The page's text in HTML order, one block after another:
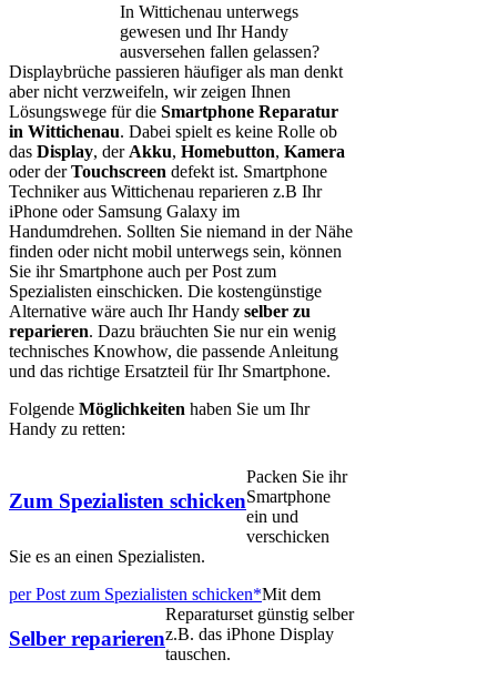
In Wittichenau unterwegs
gewesen und Ihr Handy
ausversehen fallen gelassen?
Displaybrüche passieren häufiger als man denkt
aber nicht verzweifeln, wir zeigen Ihnen
Lösungswege für die Smartphone Reparatur
in Wittichenau. Dabei spielt es keine Rolle ob
das Display, der Akku, Homebutton, Kamera
oder derTouchscreen defekt ist. Smartphone
Techniker aus Wittichenau reparieren z.B Ihr
iPhone oder Samsung Galaxy im
Handumdrehen. Sollten Sie niemand in der Nähe
finden oder nicht mobil unterwegs sein, können
Sie ihr Smartphone auch per Post zum
Spezialisten einschicken. Die kostengünstige
Alternative wäre auch Ihr Handy selber zu
reparieren. Dazu bräuchten Sie nur ein wenig
technisches Knowhow, die passende Anleitung
und das richtige Ersatzteil für Ihr Smartphone.
Folgende Möglichkeiten haben Sie um Ihr
Handy zu retten:
Zum Spezialisten schicken
Packen Sie ihr
Smartphone
ein und
verschicken
Sie es an einen Spezialisten.
per Post zum Spezialisten schicken*
Selber reparieren
Mit dem
Reparaturset günstig selber
z.B. das iPhone Display
tauschen.